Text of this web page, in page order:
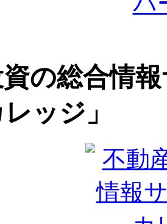
の総合情
ッジ」